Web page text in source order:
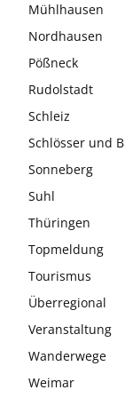
Mühlhausen
Nordhausen
Pößneck
Rudolstadt
Schleiz
Schlösser und
Sonneberg
Suhl
Thüringen
Topmeldung
Tourismus
Überregional
Veranstaltung
Wanderwege
Weimar